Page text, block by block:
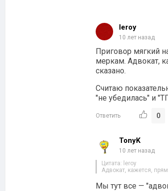
leroy
10 лет назад
Приговор мягкий
меркам. Адвокат,
сказано.
Считаю
"не убедилась" и
Ответить 0
TonyK
10 лет назад
Цитата: leroy
Адвокат, кажется,
Мы тут все —